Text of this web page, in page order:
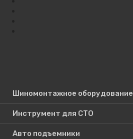
Шиномонтажное оборудование
Инструмент для СТО
Авто подъемники
Поиск по сайту